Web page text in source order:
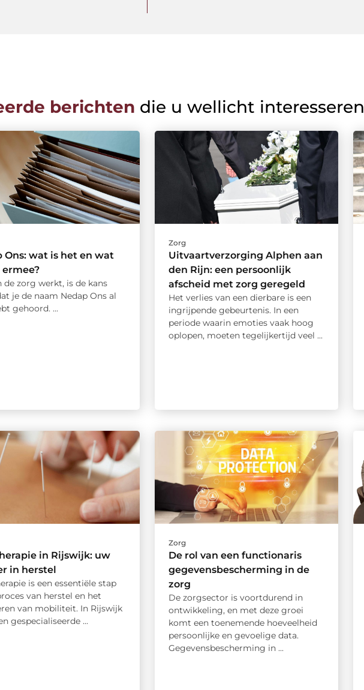
berichten die u wellicht interesseren
Ons: wat is het en wat
de zorg werkt, is de kans
je de naam Nedap Ons al
gehoord. ...
Zorg
Uitvaartverzorging Alphen aan
den Rijn: een persoonlijk
afscheid met zorg geregeld
Het verlies van een dierbare is een
ingrijpende gebeurtenis. In een
periode waarin emoties vaak hoog
oplopen, moeten tegelijkertijd veel ...
in Rijswijk: uw
in herstel
is een essentiële stap
van herstel en het
van mobiliteit. In Rijswijk
gespecialiseerde ...
Zorg
De rol van een functionaris
gegevensbescherming in de
zorg
De zorgsector is voortdurend in
ontwikkeling, en met deze groei
komt een toenemende hoeveelheid
persoonlijke en gevoelige data.
Gegevensbescherming in ...